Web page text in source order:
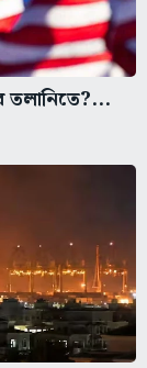
তলানিতে?...